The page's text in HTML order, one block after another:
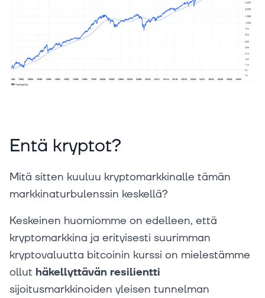
Entä kryptot?
Mitä sitten kuuluu kryptomarkkinalle tämän
markkinaturbulenssin keskellä?
Keskeinen huomiomme on edelleen, että
kryptomarkkina ja erityisesti suurimman
kryptovaluutta bitcoinin kurssi on mielestämme
ollut häkellyttävän resilientti
sijoitusmarkkinoiden yleisen tunnelman